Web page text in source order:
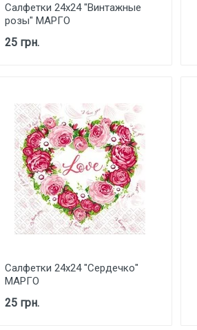
Салфетки 24х24 "Винтажные
розы" МАРГО
25 грн.
Салфетки 24х24 "Сердечко"
МАРГО
25 грн.